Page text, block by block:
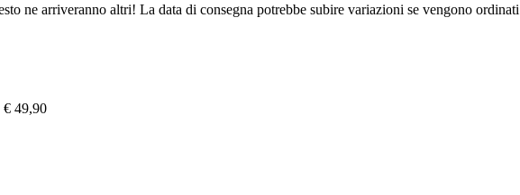
ne arriveranno altri! La data di consegna potrebbe subire variazioni se vengono
€ 49,90